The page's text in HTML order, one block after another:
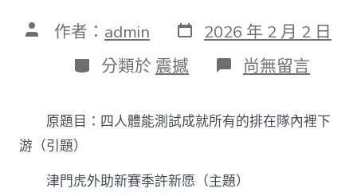
文 作者： admin 發
表
日
期
2026 年 2 月 2 日
分
類
分類於 震撼 在
〈四
體
能
尚無留言
原題目：四人體能測試成就所有的排在隊內裡下
游（引題）
津門虎外助新賽季許新愿（主題）